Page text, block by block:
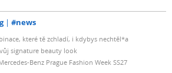
#news
které tě zchladí, i kdybys nechtěl*a
signature beauty look
Benz Prague Fashion Week SS27